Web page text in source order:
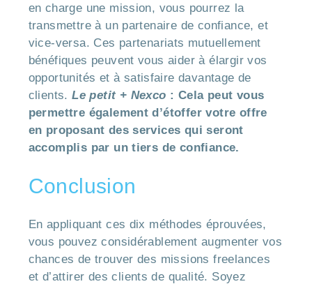
en charge une mission, vous pourrez la
transmettre à un partenaire de confiance, et
vice-versa. Ces partenariats mutuellement
bénéfiques peuvent vous aider à élargir vos
opportunités et à satisfaire davantage de
clients.Le petit + Nexco : Cela peut vous
permettre également d’étoffer votre offre
en proposant des services qui seront
accomplis par un tiers de confiance.
Conclusion
En appliquant ces dix méthodes éprouvées,
vous pouvez considérablement augmenter vos
chances de trouver des missions freelances
et d’attirer des clients de qualité. Soyez